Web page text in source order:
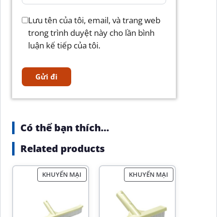
Lưu tên của tôi, email, và trang web
trong trình duyệt này cho lần bình
luận kế tiếp của tôi.
Có thể bạn thích…
Related products
KHUYẾN MẠI KHUYẾN MẠI